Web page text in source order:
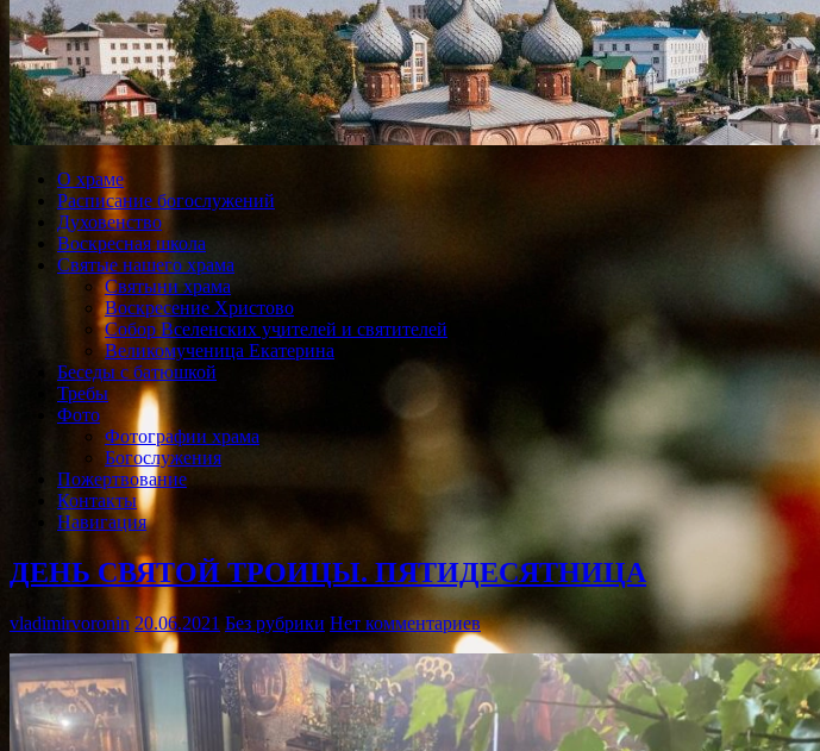
О храме
Расписание богослужений
Духовенство
Воскресная школа
Святые нашего храма
Святыни храма
Воскресение Христово
Собор Вселенских учителей и святителей
Великомученица Екатерина
Беседы с батюшкой
Требы
Фото
Фотографии храма
Богослужения
Пожертвование
Контакты
Навигация
ДЕНЬ СВЯТОЙ ТРОИЦЫ. ПЯТИДЕСЯТНИЦА
vladimirvoronin 20.06.2021 Без рубрики Нет комментариев